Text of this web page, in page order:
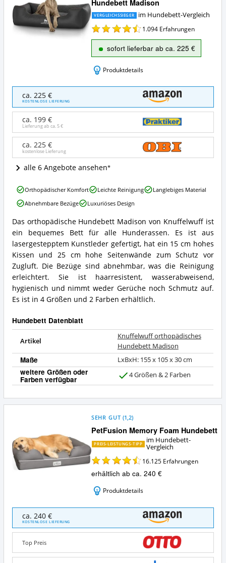
Hundebett Madison
VERGLEICHSSIEGER im Hundebett-Vergleich
1.094 Erfahrungen
sofort lieferbar ab ca. 225 €
Produktdetails
Knuffelwuff
orthopädisches
Hundebett
Madison
Angebote:
Wo
dieses
Hundebett
erhältlich?
ca. 225 €
KOSTENLOSE LIEFERUNG
ca. 199 €
Lieferung ab ca.5 €
ca. 225 €
kostenlose Lieferung
alle 6 Angebote ansehen
Knuffelwuff
orthopädisches
Hundebett
Madison
Zusammenfassung:
Was
bietet
dieses
Hundebett?
Das orthopädische Hundebett Madison von Knuffelwuff ist
ein bequemes Bett für alle Hunderassen. Es ist aus
lasergestepptem Kunstleder gefertigt, hat ein 15 cm hohes
Kissen und 25 cm hohe Seitenwände zum Schutz vor
Zugluft. Die Bezüge sind abnehmbar, was die Reinigung
erleichtert. Sie ist haarresistent, wasserabweisend,
hygienisch und nimmt weder Gerüche noch Schmutz auf.
Es ist in 4 Größen und 2 Farben erhältlich.
Hundebett Datenblatt
Artikel
Knuffelwuff orthopädisches
Hundebett Madison
Maße LxBxH: 155 x 105 x 30 cm
weitere Größen oder
Farben verfügbar 4 Größen & 2 Farben
Knuffelwuff
orthopädisches
Hundebett
Vorteile:
Was
spricht
für
dieses
Hundebett?
Orthopädischer Komfort Leichte Reinigung
Langlebiges Material
Abnehmbare Bezüge
Luxuriöses Design
PetFusion Memory Foam Hundebett
SEHR GUT (1,2)
PREIS-LEISTUNGS-TIPP
im Hundebett-
Vergleich
16.125 Erfahrungen
erhältlich ab ca. 240 €
Produktdetails
PetFusion
Memory
Foam
Hundebett
Angebote:
Wo
ca. 240 €
KOSTENLOSE LIEFERUNG
Top Preis